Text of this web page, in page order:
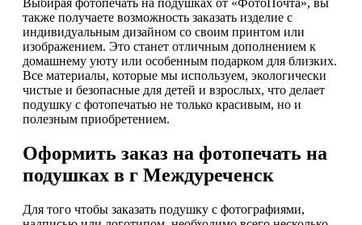
Выбирая фотопечать на подушках от «ФотоПочта», вы
также получаете возможность заказать изделие с
индивидуальным дизайном со своим принтом или
изображением. Это станет отличным дополнением к
домашнему уюту или особенным подарком для близких.
Все материалы, которые мы используем, экологически
чистые и безопасные для детей и взрослых, что делает
подушку с фотопечатью не только красивым, но и
полезным приобретением.
Оформить заказ на фотопечать на
подушках в г Междуреченск
Для того чтобы заказать подушку с фотографиями,